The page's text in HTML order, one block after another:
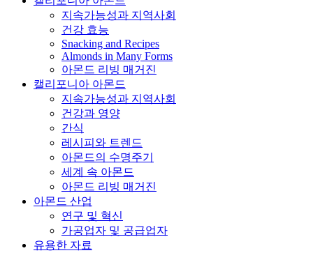
지속가능성과 지역사회
건강 효능
Snacking and Recipes
Almonds in Many Forms
아몬드 리빙 매거진
캘리포니아 아몬드
지속가능성과 지역사회
건강과 영양
간식
레시피와 트렌드
아몬드의 수명주기
세계 속 아몬드
아몬드 리빙 매거진
아몬드 산업
연구 및 혁신
가공업자 및 공급업자
유용한 자료